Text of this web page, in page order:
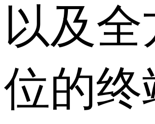
以及全
位的终